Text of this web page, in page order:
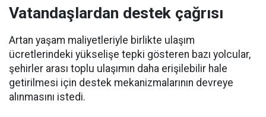
Vatandaşlardan destek çağrısı
Artan yaşam maliyetleriyle birlikte ulaşım
ücretlerindeki yükselişe tepki gösteren bazı yolcular,
şehirler arası toplu ulaşımın daha erişilebilir hale
getirilmesi için destek mekanizmalarının devreye
alınmasını istedi.